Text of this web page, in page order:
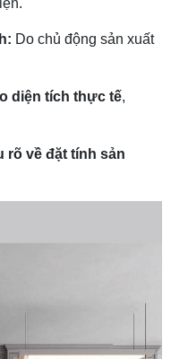
Do chủ động sản xuất
diện tích thực tế,
rõ về đặt tính sản